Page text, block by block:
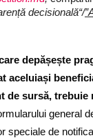
decisională“/
depășește
aceluiași
de sursă, trebuie
general
speciale de